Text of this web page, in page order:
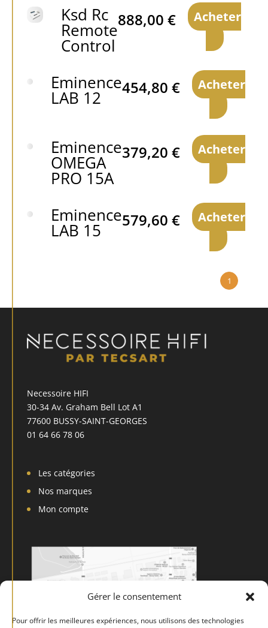
Gérer le consentement
Pour offrir les meilleures expériences, nous utilisons des technologies
Ksd Rc
Remote
Control
888,00€ Acheter
Eminence
LAB 12 454,80 € Acheter
Eminence
OMEGA
PRO 15A
379,20 € Acheter
Eminence
LAB 15 579,60 € Acheter
1
Necessoire HIFI
30-34 Av. Graham Bell Lot A1
77600 BUSSY-SAINT-GEORGES
01 64 66 78 06
Les catégories
Nos marques
Mon compte